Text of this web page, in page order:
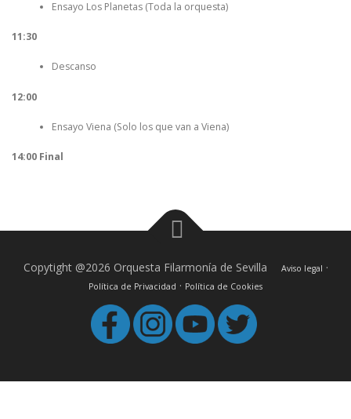
Ensayo Los Planetas (Toda la orquesta)
11:30
Descanso
12:00
Ensayo Viena (Solo los que van a Viena)
14:00 Final
Copytight @2026 Orquesta Filarmonía de Sevilla Aviso legal ·
Política de Privacidad · Política de Cookies